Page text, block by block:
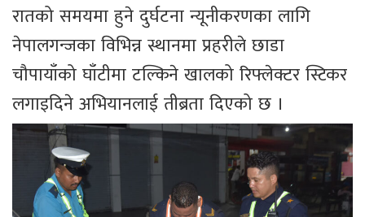
रातको समयमा हुने दुर्घटना न्यूनीकरणका लागि
नेपालगन्जका विभिन्न स्थानमा प्रहरीले छाडा
चौपायाँको घाँटीमा टल्किने खालको रिफ्लेक्टर स्टिकर
लगाइदिने अभियानलाई तीब्रता दिएको छ ।